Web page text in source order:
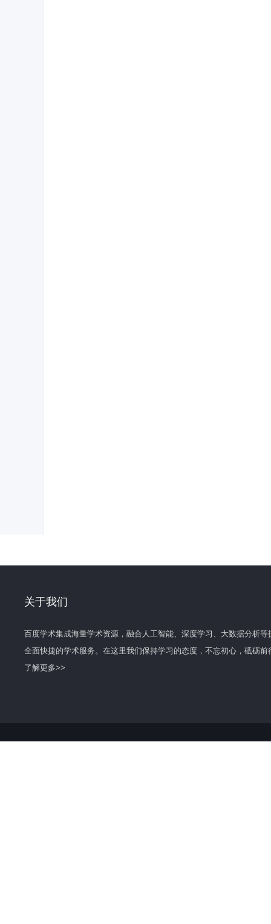
关于我们
百度学术集成海量学术资源，融合人工智能、深度学习、大数据分析
全面快捷的学术服务。在这里我们保持学习的态度，不忘初心，砥砺前
了解更多>>